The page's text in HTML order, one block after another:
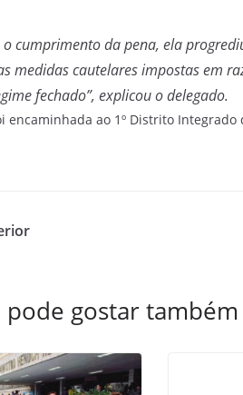
o cumprimento da pena, ela
medidas cautelares impostas em
fechado”, explicou o delegado.
encaminhada ao 1º Distrito Integrado
pode gostar também